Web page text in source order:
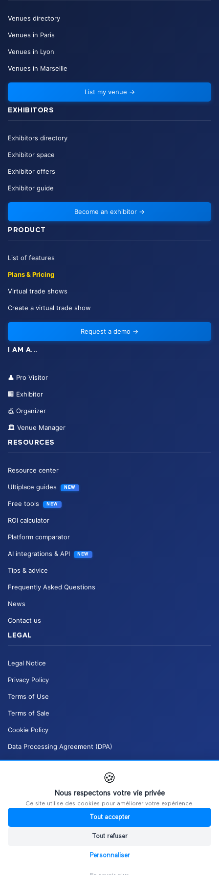
Venues directory
Venues in Paris
Venues in Lyon
Venues in Marseille
List my venue →
EXHIBITORS
Exhibitors directory
Exhibitor space
Exhibitor offers
Exhibitor guide
Become an exhibitor →
PRODUCT
List of features
Plans & Pricing
Virtual trade shows
Create a virtual trade show
Request a demo →
I AM A...
👤 Pro Visitor
🏢 Exhibitor
🎪 Organizer
🏛️ Venue Manager
RESOURCES
Resource center
Ultiplace guides NEW
Free tools NEW
ROI calculator
Platform comparator
AI integrations & API NEW
Tips & advice
Frequently Asked Questions
News
Contact us
LEGAL
Legal Notice
Privacy Policy
Terms of Use
Terms of Sale
Cookie Policy
Data Processing Agreement (DPA)
Moderation Policy (DSA)
Manage my cookies
🍪
Nous respectons votre vie privée
Ce site utilise des cookies pour améliorer votre expérience.
Tout accepter
Tout refuser
Personnaliser